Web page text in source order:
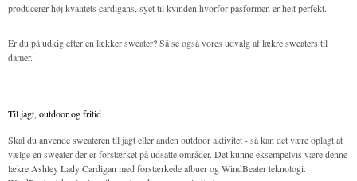
producerer høj kvalitets cardigans, syet til kvinden hvorfor pasformen er helt perfekt.
Er du på udkig efter en lækker sweater? Så se også vores udvalg aflækre sweaters til
damer.
Til jagt, outdoor og fritid
Skal du anvende sweateren til jagt eller anden outdoor aktivitet - så kan det være oplagt at
vælge en sweater der er forstærket på udsatte områder. Det kunne eksempelvis være denne
lækre Ashley Lady Cardigan med forstærkede albuer og WindBeater teknologi.